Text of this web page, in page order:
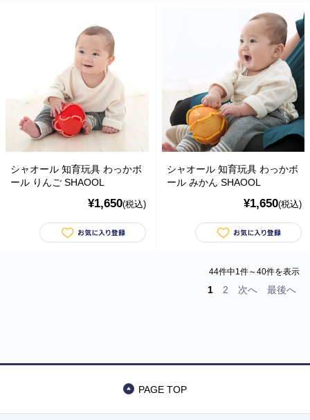
シャオール 知育玩具 わっかボ
ール りんご SHAOOL
¥1,650(税込)
シャオール 知育玩具 わっかボ
ール みかん SHAOOL
¥1,650(税込)
44件中1件～40件を表示
1 2 次へ 最後へ
PAGE TOP